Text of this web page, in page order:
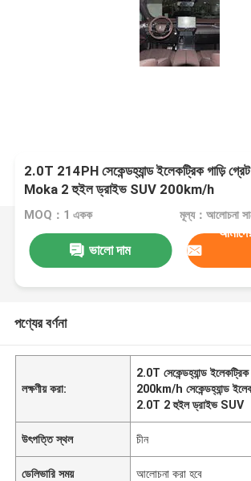
2.0T 214PH সেকেন্ডহ্যান্ড ইলেকট্রিক গাড়ি
Moka 2 হুইল ড্রাইভ SUV 200km/h
MOQ：1 একক মূল্য：আলোচনা
ভালো দাম
পণ্যের বর্ণনা
লক্ষণীয় করা:
2.0T সেকেন্ডহ্যান্ড ইলেকট্রিক
200km/h সেকেন্ডহ্যান্ড
2.0T 2 হুইল ড্রাইভ SUV
উৎপত্তি স্থল চীন
ডেলিভারি সময় আলোচনা করা হবে